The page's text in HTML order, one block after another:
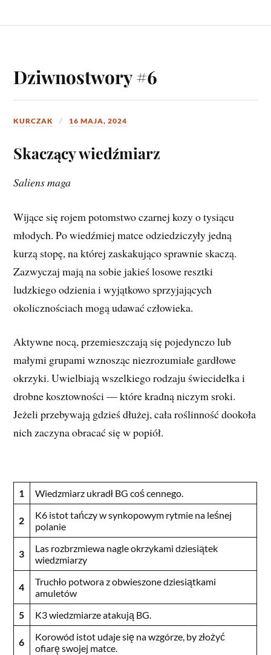
Dziwnostwory #6
KURCZAK 16 MAJA, 2024
Skaczący wiedźmiarz
Saliens maga
Wijące się rojem potomstwo czarnej kozy o tysiącu
młodych. Po wiedźmiej matce odziedziczyły jedną
kurzą stopę, na której zaskakująco sprawnie skaczą.
Zazwyczaj mają na sobie jakieś losowe resztki
ludzkiego odzienia i wyjątkowo sprzyjających
okolicznościach mogą udawać człowieka.
Aktywne nocą, przemieszczają się pojedynczo lub
małymi grupami wznosząc niezrozumiałe gardłowe
okrzyki. Uwielbiają wszelkiego rodzaju świecidełka i
drobne kosztowności — które kradną niczym sroki.
Jeżeli przebywają gdzieś dłużej, cała roślinność dookoła
nich zaczyna obracać się w popiół.
1 Wiedzmiarz ukradł BG coś cennego.
2
K6 istot tańczy w synkopowym rytmie na leśnej
polanie
3
Las rozbrzmiewa nagle okrzykami dziesiątek
wiedzmiarzy
4
Truchło potwora z obwieszone dziesiątkami
amuletów
5
K3 wiedzmiarze atakują BG.
6
Korowód istot udaje się na wzgórze, by złożyć
ofiarę swojej matce.